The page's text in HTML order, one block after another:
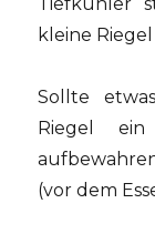
kleine
Sollte
Riegel
(vor dem